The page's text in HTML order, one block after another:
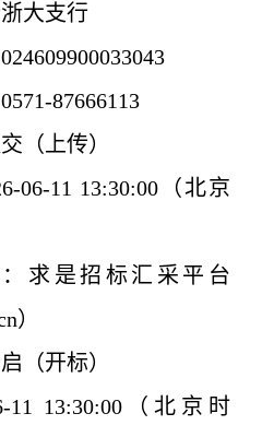
大支行
87666113
（上传）
-06-11 13:30:00（北京
求是招标汇采平台
）
（开标）
11 13:30:00（北京时